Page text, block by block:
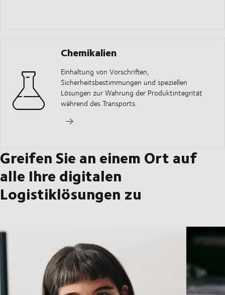
Chemikalien
Einhaltung von Vorschriften,
Sicherheitsbestimmungen und speziellen
Lösungen zur Wahrung der Produktintegrität
während des Transports.
Greifen Sie an einem Ort auf
alle Ihre digitalen
Logistiklösungen zu